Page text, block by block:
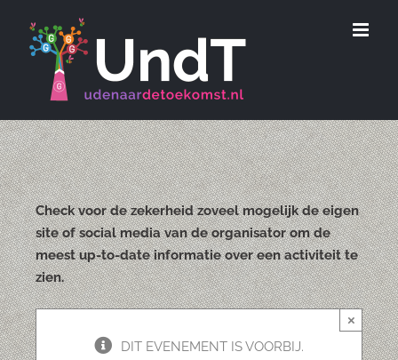
Check voor de zekerheid zoveel mogelijk de eigen
site of social media van de organisator om de
meest up-to-date informatie over een activiteit te
zien.
DIT EVENEMENT IS VOORBIJ.
×